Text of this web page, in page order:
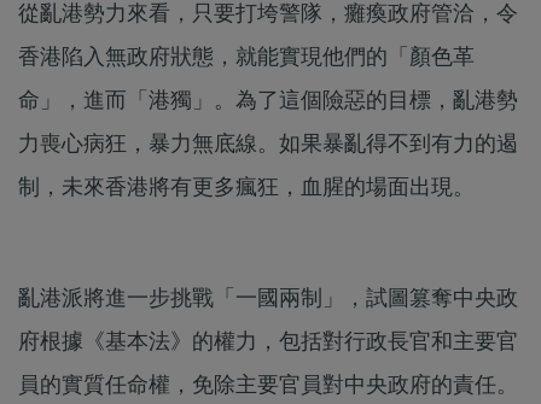
從亂港勢力來看，只要打垮警隊，癱瘓政府管洽，令
香港陷入無政府狀態，就能實現他們的「顏色革
命」，進而「港獨」。為了這個險惡的目標，亂港勢
力喪心病狂，暴力無底線。如果暴亂得不到有力的遏
制，未來香港將有更多瘋狂，血腥的場面出現。
亂港派將進一步挑戰「一國兩制」，試圖篡奪中央政
府根據《基本法》的權力，包括對行政長官和主要官
員的實質任命權，免除主要官員對中央政府的責任。